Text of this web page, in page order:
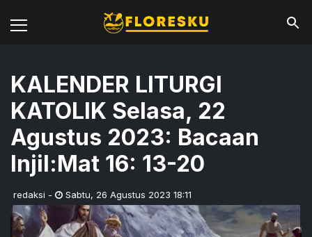
KALENDER LITURGI
KATOLIK Selasa, 22
Agustus 2023: Bacaan
Injil:Mat 16: 13-20
redaksi - Sabtu, 26 Agustus 2023 18:11